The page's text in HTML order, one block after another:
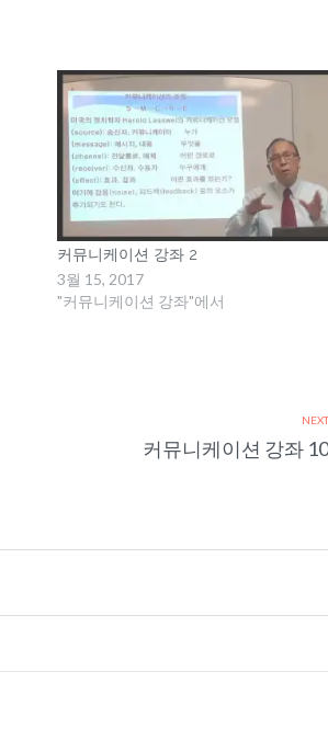
커뮤니케이션 강좌 2
3월 15, 2017
"커뮤니케이션 강좌"에서
NEXT
커뮤니케이션 강좌 10